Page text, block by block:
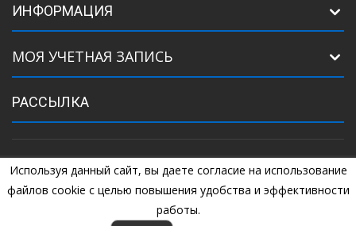
Используя данный сайт, вы даете согласие на использование
файлов cookie с целью повышения удобства и эффективности
работы.
ИНФОРМАЦИЯ
МОЯ УЧЕТНАЯ ЗАПИСЬ
РАССЫЛКА
©2005Комплектующие для ворот. +7 (925) 507-07-34, +7 (925) 507-
04-44